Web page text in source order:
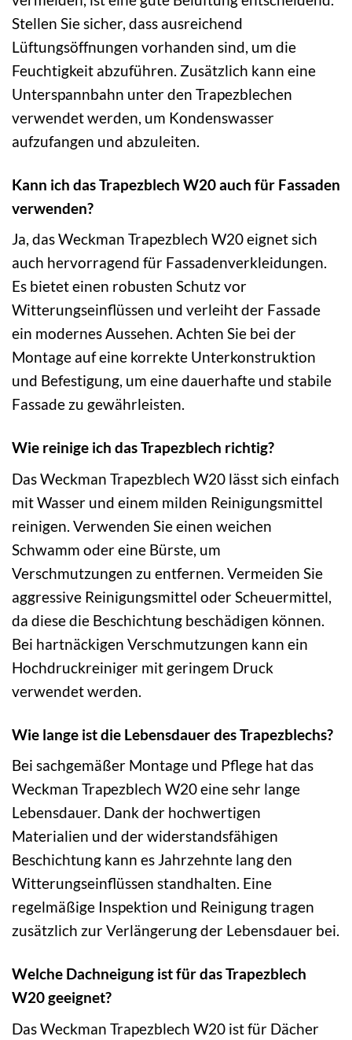
Stellen Sie sicher, dass ausreichend
Lüftungsöffnungen vorhanden sind, um die
Feuchtigkeit abzuführen. Zusätzlich kann eine
Unterspannbahn unter den Trapezblechen
verwendet werden, um Kondenswasser
aufzufangen und abzuleiten.
Kann ich das Trapezblech W20 auch für Fassaden
verwenden?
Ja, das Weckman Trapezblech W20 eignet sich
auch hervorragend für Fassadenverkleidungen.
Es bietet einen robusten Schutz vor
Witterungseinflüssen und verleiht der Fassade
ein modernes Aussehen. Achten Sie bei der
Montage auf eine korrekte Unterkonstruktion
und Befestigung, um eine dauerhafte und stabile
Fassade zu gewährleisten.
Wie reinige ich das Trapezblech richtig?
Das Weckman Trapezblech W20 lässt sich einfach
mit Wasser und einem milden Reinigungsmittel
reinigen. Verwenden Sie einen weichen
Schwamm oder eine Bürste, um
Verschmutzungen zu entfernen. Vermeiden Sie
aggressive Reinigungsmittel oder Scheuermittel,
da diese die Beschichtung beschädigen können.
Bei hartnäckigen Verschmutzungen kann ein
Hochdruckreiniger mit geringem Druck
verwendet werden.
Wie lange ist die Lebensdauer des Trapezblechs?
Bei sachgemäßer Montage und Pflege hat das
Weckman Trapezblech W20 eine sehr lange
Lebensdauer. Dank der hochwertigen
Materialien und der widerstandsfähigen
Beschichtung kann es Jahrzehnte lang den
Witterungseinflüssen standhalten. Eine
regelmäßige Inspektion und Reinigung tragen
zusätzlich zur Verlängerung der Lebensdauer bei.
Welche Dachneigung ist für das Trapezblech
W20 geeignet?
Das Weckman Trapezblech W20 ist für Dächer